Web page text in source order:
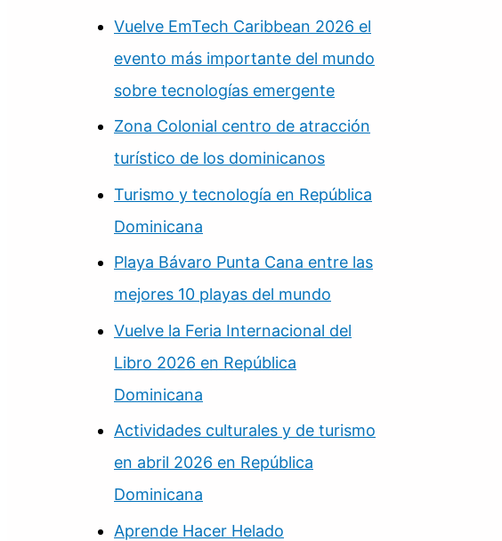
Vuelve EmTech Caribbean 2026 el
evento más importante del mundo
sobre tecnologías emergente
Zona Colonial centro de atracción
turístico de los dominicanos
Turismo y tecnología en República
Dominicana
Playa Bávaro Punta Cana entre las
mejores 10 playas del mundo
Vuelve la Feria Internacional del
Libro 2026 en República
Dominicana
Actividades culturales y de turismo
en abril 2026 en República
Dominicana
Aprende Hacer Helado